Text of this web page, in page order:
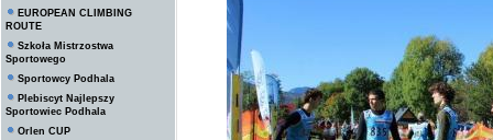
EUROPEAN CLIMBING
ROUTE
Szkoła Mistrzostwa
Sportowego
Sportowcy Podhala
Plebiscyt Najlepszy
Sportowiec Podhala
Orlen CUP